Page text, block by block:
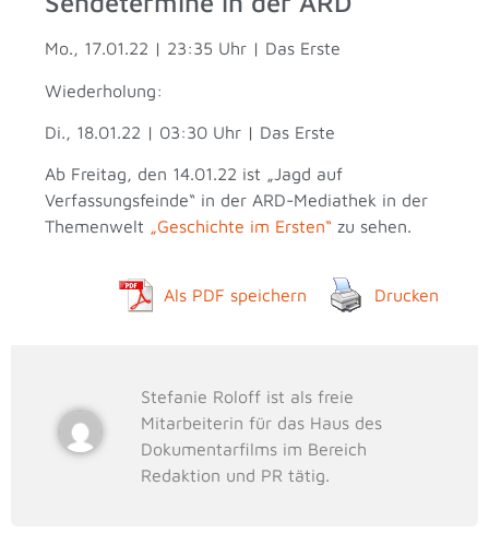
Mo., 17.01.22 | 23:35 Uhr | Das Erste
Wiederholung:
Di., 18.01.22 | 03:30 Uhr | Das Erste
Ab Freitag, den 14.01.22 ist „Jagd auf
Verfassungsfeinde“ in der ARD-Mediathek in der
Themenwelt „Geschichte im Ersten“ zu sehen.
Als PDF speichern Drucken
Stefanie Roloff ist als freie
Mitarbeiterin für das Haus des
Dokumentarfilms im Bereich
Redaktion und PR tätig.